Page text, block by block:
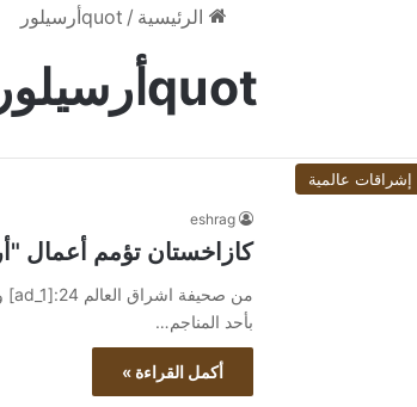
الرئيسية / quotأرسيلور
quotأرسيلور
إشراقات عالمية
eshrag
كازاخستان تؤمم أعمال
بأحد المناجم…
أكمل القراءة »